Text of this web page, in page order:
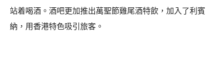
站着喝酒。酒吧更加推出萬聖節雞尾酒特飲，加入了利賓
納，用香港特色吸引旅客。